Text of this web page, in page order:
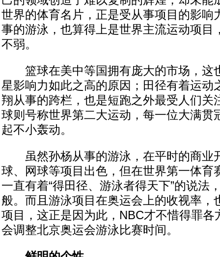
世界的体育名片，正是受从事项目的影响
事的游泳，也算得上是世界主流运动项目
不弱。
篮球在美中等国拥有庞大的市场，这
星影响力如此之高的原因；田径有着运动
翔从事的跨栏，也是短跑之外最受人们关
球则号称世界第二大运动，每一位大满贯
起不小轰动。
虽然孙杨从事的游泳，在平时的商业
球、网球等项目出色，但在世界第一体育
一直有着“得田径、游泳者得天下”的说法
般。而且游泳项目在奥运会上的收视率，
项目，这正是因为此，NBC才不惜得罪各
会调整北京奥运会游泳比赛时间。